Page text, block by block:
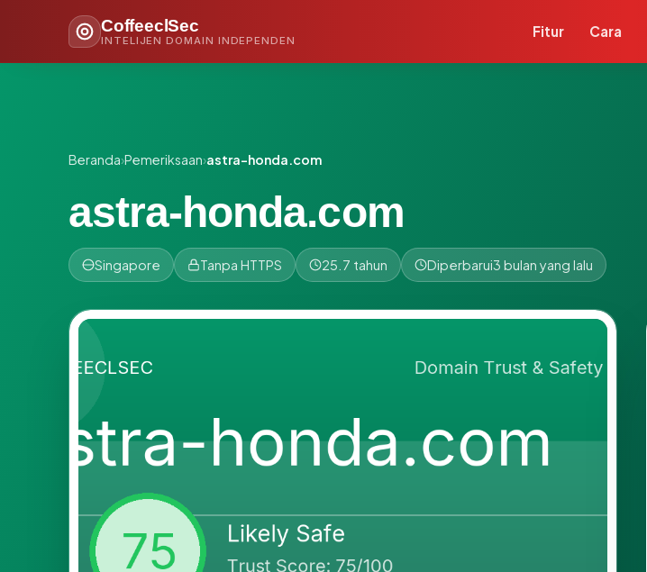
CoffeeclSec
INTELIJEN DOMAIN INDEPENDEN
Fitur Cara
Beranda›Pemeriksaan›astra-honda.com
astra-honda.com
Singapore Tanpa HTTPS 25.7 tahun Diperbarui3 bulan yang lalu